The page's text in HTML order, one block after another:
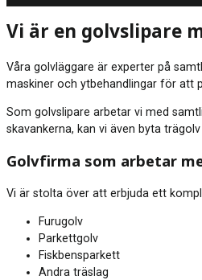
Vi är en golvslipare
Våra golvläggare är experter på
maskiner och ytbehandlingar för att
Som golvslipare arbetar vi med
skavankerna, kan vi även byta
Golvfirma som arbetar
Vi är stolta över att erbjuda ett
Furugolv
Parkettgolv
Fiskbensparkett
Andra träslag